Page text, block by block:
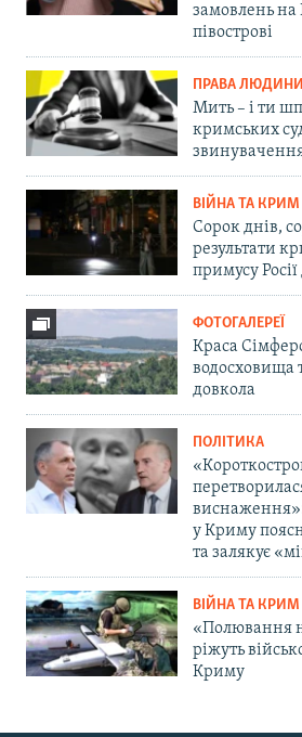
замовлень
півострові
ПРАВА ЛЮДИНИ
Мить – і ти
кримських
ВІЙНА ТА КРИМ
Сорок днів,
результати
примусу
ФОТОГАЛЕРЕЇ
Краса
водосховища
довкола
ПОЛІТИКА
у Криму
та залякує
ВІЙНА ТА КРИМ
«Полювання
ріжуть
Криму